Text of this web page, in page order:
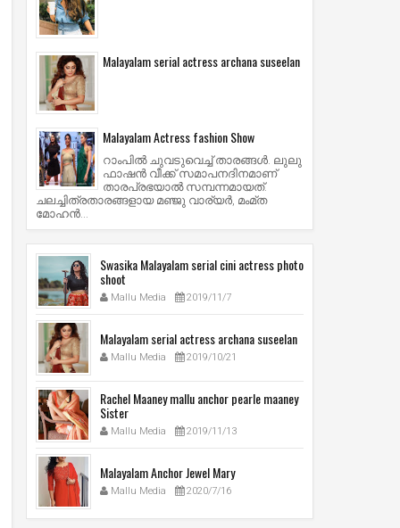
Malayalam serial actress archana suseelan
Malayalam Actress fashion Show
റാംപില്‍ ചുവടുവെച്ച് താരങ്ങള്‍. ലുലു
ഫാഷന്‍ വീക്ക് സമാപനദിനമാണ്
താരപ്രഭയാല്‍ സമ്പന്നമായത്.
ചലച്ചിത്രതാരങ്ങളായ മഞ്ജു വാര്യര്‍, മംമ്ത
മോഹന്‍...
Swasika Malayalam serial cini actress photo
shoot
Mallu Media 2019/11/7
Malayalam serial actress archana suseelan
Mallu Media 2019/10/21
Rachel Maaney mallu anchor pearle maaney
Sister
Mallu Media 2019/11/13
Malayalam Anchor Jewel Mary
Mallu Media 2020/7/16